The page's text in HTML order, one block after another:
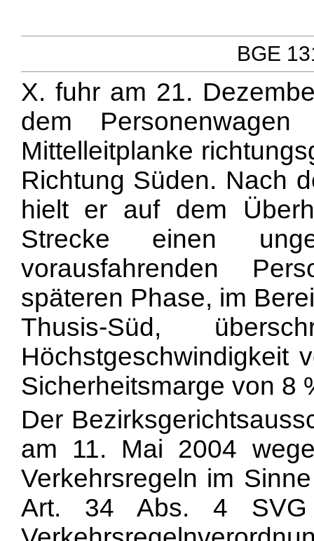
BGE
X. fuhr am 21.
dem
Mittelleitplanke
Richtung Süden. Nach
hielt er auf dem
Strecke einen
vorausfahrenden
späteren Phase, im
Thusis-Süd,
Höchstgeschwindigkeit
Sicherheitsmarge von 8
Der
am 11. Mai 2004
Verkehrsregeln im
Art. 34 Abs. 4